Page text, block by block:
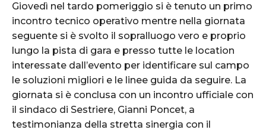
Giovedì nel tardo pomeriggio si è tenuto un primo
incontro tecnico operativo mentre nella giornata
seguente si è svolto il sopralluogo vero e proprio
lungo la pista di gara e presso tutte le location
interessate dall’evento per identificare sul campo
le soluzioni migliori e le linee guida da seguire. La
giornata si è conclusa con un incontro ufficiale con
il sindaco di Sestriere, Gianni Poncet, a
testimonianza della stretta sinergia con il